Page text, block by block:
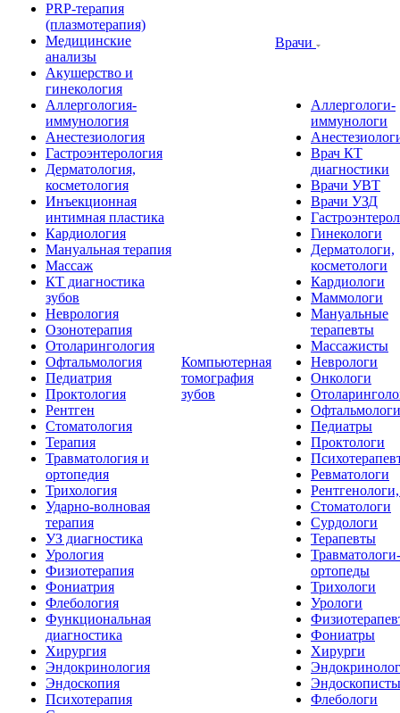
PRP-терапия
(плазмотерапия)
Медицинские
анализы
Акушерство и
гинекология
Аллергология-
иммунология
Анестезиология
Гастроэнтерология
Дерматология,
косметология
Инъекционная
интимная пластика
Кардиология
Мануальная терапия
Массаж
КТ диагностика
зубов
Неврология
Озонотерапия
Отоларингология
Офтальмология
Педиатрия
Проктология
Рентген
Стоматология
Терапия
Травматология и
ортопедия
Трихология
Ударно-волновая
терапия
УЗ диагностика
Урология
Физиотерапия
Фониатрия
Флебология
Функциональная
диагностика
Хирургия
Эндокринология
Эндоскопия
Психотерапия
Компьютерная
томография
зубов
Врачи
Аллергологи-
иммунологи
Врач КТ
диагностики
Врачи УВТ
Врачи УЗД
Гинекологи
Дерматологи,
косметологи
Кардиологи
Маммологи
Мануальные
терапевты
Массажисты
Неврологи
Онкологи
Офтальмологи
Педиатры
Проктологи
Ревматологи
Стоматологи
Сурдологи
Терапевты
Травматологи-
ортопеды
Трихологи
Урологи
Фониатры
Хирурги
Эндоскописты
Флебологи